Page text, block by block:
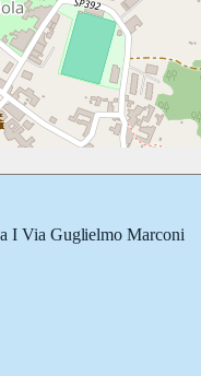
I Via Guglielmo Marconi